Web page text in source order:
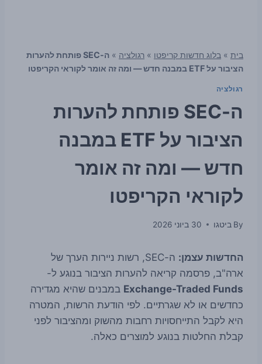
בית » בלוג חדשות קריפטו » רגולציה »
ה-SEC פותחת להערות
הציבור על ETF במבנה חדש — ומה זה אומר לקוראי הקריפטו
רגולציה
ה-SEC פותחת להערות
הציבור על ETF במבנה
חדש — ומה זה אומר
לקוראי הקריפטו
By ביטגו 30 ביוני 2026
החדשות עצמן:
ה-SEC, רשות ניירות הערך של
ארה"ב, פרסמה קריאה להערות הציבור בנוגע ל-
Exchange-Traded Funds במבנים שהיא מגדירה
כחדשים או לא שגרתיים. לפי הודעת הרשות, המטרה
היא לקבל התייחסויות רחבות מהשוק ומהציבור לפני
קבלת החלטות בנוגע למוצרים כאלה.